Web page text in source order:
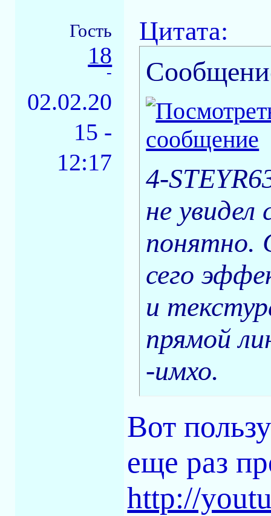
Гость
18
-
02.02.20
15 -
12:17
Цитата:
4-
не увидел
понятно.
сего
и
прямой
-имхо.
Вот
еще раз
http://